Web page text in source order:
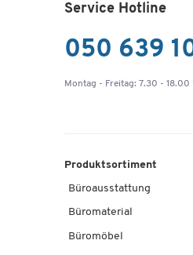
Service Hotline
050 639
Montag - Freitag: 7.30 - 18.00
Produktsortiment
Büroausstattung
Büromaterial
Büromöbel